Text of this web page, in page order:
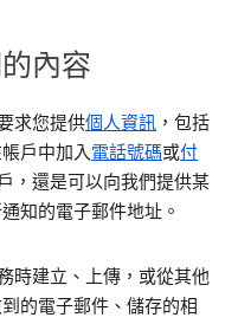
內容
求您提供個人資訊 ，包括
戶中加入電話號碼或付
，還是可以向我們提供某
知的電子郵件地址。
時建立、上傳，或從其他
的電子郵件、儲存的相